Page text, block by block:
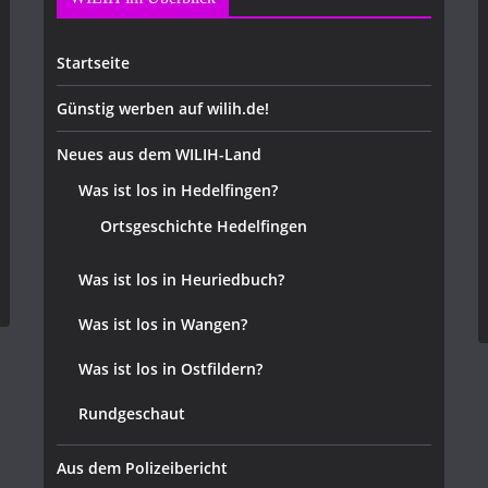
Startseite
Günstig werben auf wilih.de!
Neues aus dem WILIH-Land
Was ist los in Hedelfingen?
Ortsgeschichte Hedelfingen
Was ist los in Heuriedbuch?
Was ist los in Wangen?
Was ist los in Ostfildern?
Rundgeschaut
Aus dem Polizeibericht